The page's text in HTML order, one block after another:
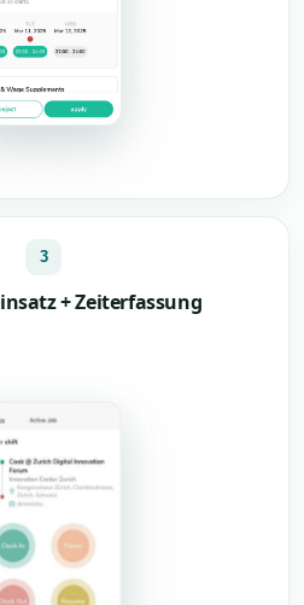
3
+ Zeiterfassung